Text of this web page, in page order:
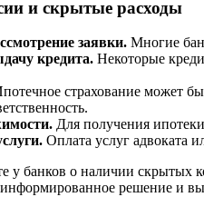
и скрытые расходы
заявки. Многие
кредита. Некоторые
страхование может
Для получения
Оплата услуг адвоката
у банков о наличии скрытых
решение и